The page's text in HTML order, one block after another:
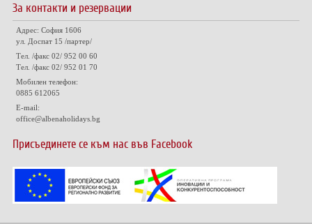
За контакти и резервации
Адрес: София 1606
ул. Доспат 15 /партер/
Тел. /факс 02/ 952 00 60
Тел. /факс 02/ 952 01 70
Мобилен телефон:
0885 612065
E-mail:
office@albenaholidays.bg
Присъединете се към нас във Facebook